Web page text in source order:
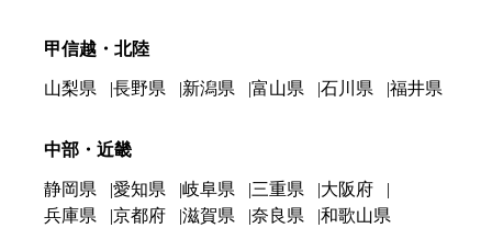
甲信越・北陸
山梨県 長野県 新潟県 富山県 石川県 福井県
中部・近畿
静岡県 愛知県 岐阜県 三重県
大阪府
兵庫県
京都府 滋賀県 奈良県 和歌山県